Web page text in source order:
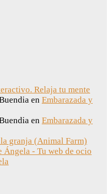
Relaja tu mente
en Embarazada y
en Embarazada y
granja (Animal Farm)
Ángela - Tu web de ocio